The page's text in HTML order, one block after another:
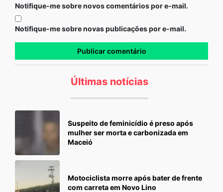
Notifique-me sobre novos comentários por e-mail.
Notifique-me sobre novas publicações por e-mail.
Últimas notícias
Suspeito de feminicídio é preso após
mulher ser morta e carbonizada em
Maceió
Motociclista morre após bater de frente
com carreta em Novo Lino